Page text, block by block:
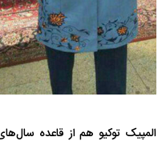
المپیک توکیو هم از قاعده